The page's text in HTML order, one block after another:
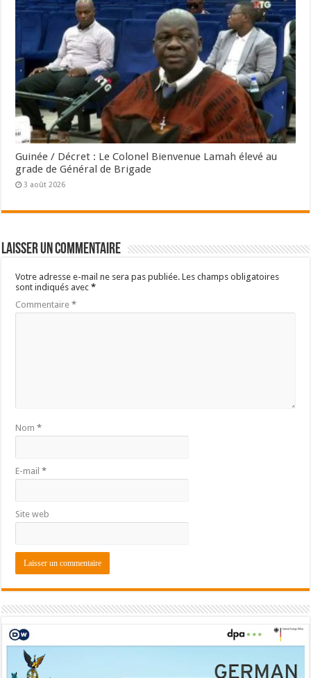
Guinée / Décret : Le Colonel Bienvenue Lamah élevé au
grade de Général de Brigade
3 août 2026
Laisser un commentaire
Votre adresse e-mail ne sera pas publiée. Les champs obligatoires
sont indiqués avec*
Commentaire*
Nom*
E-mail*
Site web